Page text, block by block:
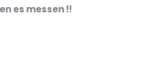
es messen !!